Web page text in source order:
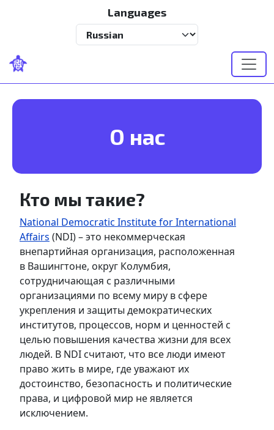
Перейти к основному содержанию
Languages
Select your language
О нас
Кто мы такие?
National Democratic Institute for International
Affairs (NDI) – это некоммерческая
внепартийная организация, расположенная
в Вашингтоне, округ Колумбия,
сотрудничающая с различными
организациями по всему миру в сфере
укрепления и защиты демократических
институтов, процессов, норм и ценностей с
целью повышения качества жизни для всех
людей. В NDI считают, что все люди имеют
право жить в мире, где уважают их
достоинство, безопасность и политические
права, и цифровой мир не является
исключением.